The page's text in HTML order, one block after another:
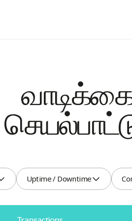
Uptime
/
Downtime
Uptime / Downtime